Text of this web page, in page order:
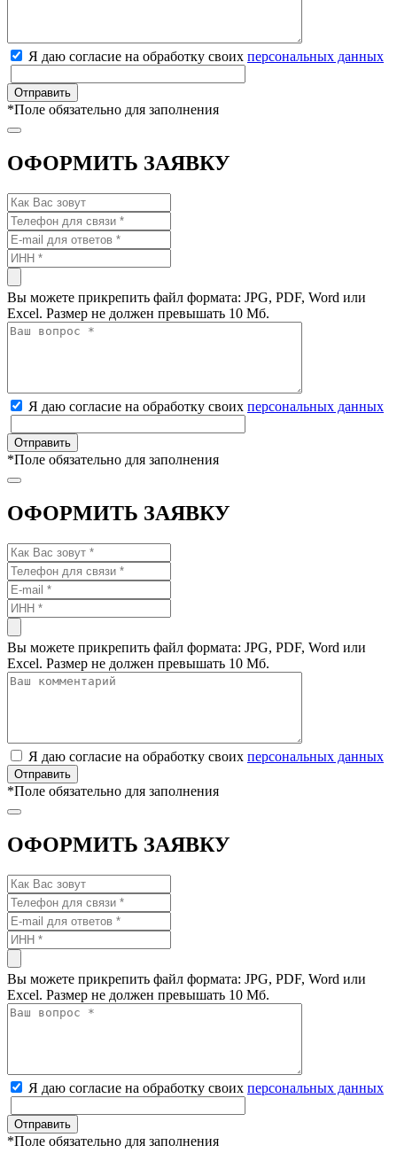
Я даю согласие на обработку своих персональных данных
*Поле обязательно для заполнения
ОФОРМИТЬ ЗАЯВКУ
Вы можете прикрепить файл формата: JPG, PDF, Word или
Excel. Размер не должен превышать 10 Мб.
Я даю согласие на обработку своих персональных данных
*Поле обязательно для заполнения
ОФОРМИТЬ ЗАЯВКУ
Вы можете прикрепить файл формата: JPG, PDF, Word или
Excel. Размер не должен превышать 10 Мб.
Я даю согласие на обработку своих персональных данных
*Поле обязательно для заполнения
ОФОРМИТЬ ЗАЯВКУ
Вы можете прикрепить файл формата: JPG, PDF, Word или
Excel. Размер не должен превышать 10 Мб.
Я даю согласие на обработку своих персональных данных
*Поле обязательно для заполнения